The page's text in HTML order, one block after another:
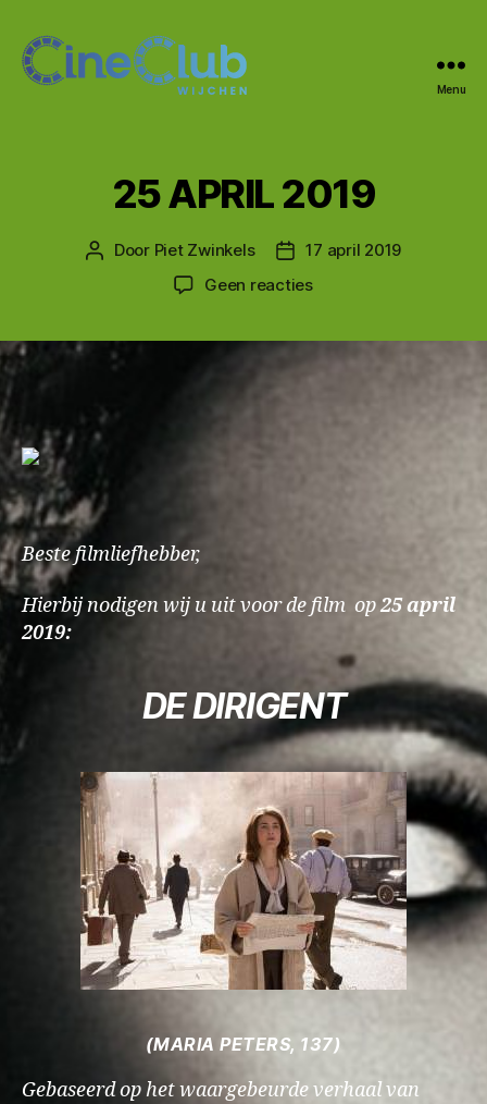
Menu
25 APRIL 2019
Berichtauteur
Door Piet Zwinkels Berichtdatum
17 april 2019
Geen reactiesop
2019
Beste filmliefhebber,
Hierbij nodigen wij u uit voor de film op25april
2019:
DE DIRIGENT
(MARIA PETERS, 137)
Gebaseerd op het waargebeurde verhaal van